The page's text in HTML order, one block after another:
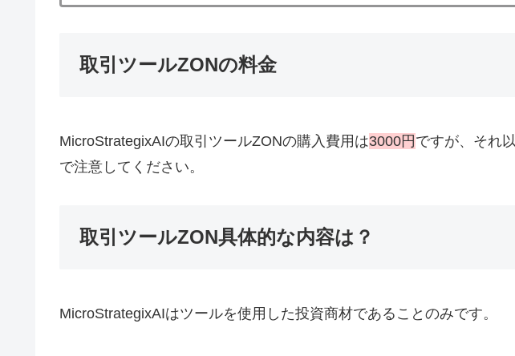
取引ツールZONの料金
MicroStrategixAIの取引ツールZONの購入費用は3000円 ですが、それ
で注意してください。
取引ツールZON具体的な内容は？
MicroStrategixAIはツールを使用した投資商材であることのみです。